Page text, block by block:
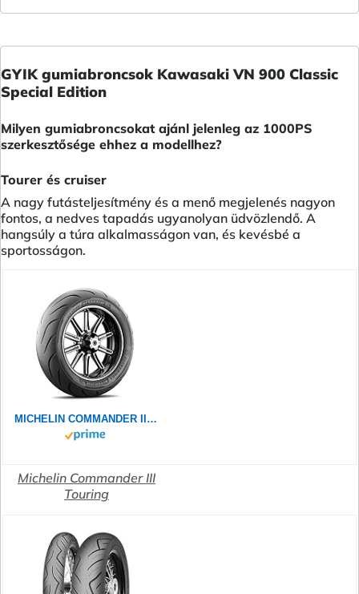
GYIK gumiabroncsok Kawasaki VN 900 Classic
Special Edition
Milyen gumiabroncsokat ajánl jelenleg az 1000PS
szerkesztősége ehhez a modellhez?
Tourer és cruiser
A nagy futásteljesítmény és a menő megjelenés nagyon
fontos, a nedves tapadás ugyanolyan üdvözlendő. A
hangsúly a túra alkalmasságon van, és kevésbé a
sportosságon.
MICHELIN COMMANDER III TOURING 130/90B16 73H - Vorderseite Reifen
Michelin Commander III
Touring